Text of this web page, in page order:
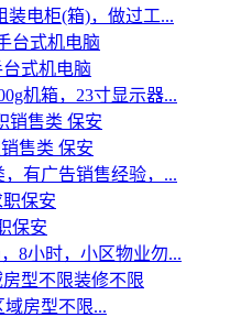
装电柜(箱)，做过工...
式机电脑
机箱，23寸显示器...
售类 保安
有广告销售经验，...
保安
8小时，小区物业勿...
域房型不限...